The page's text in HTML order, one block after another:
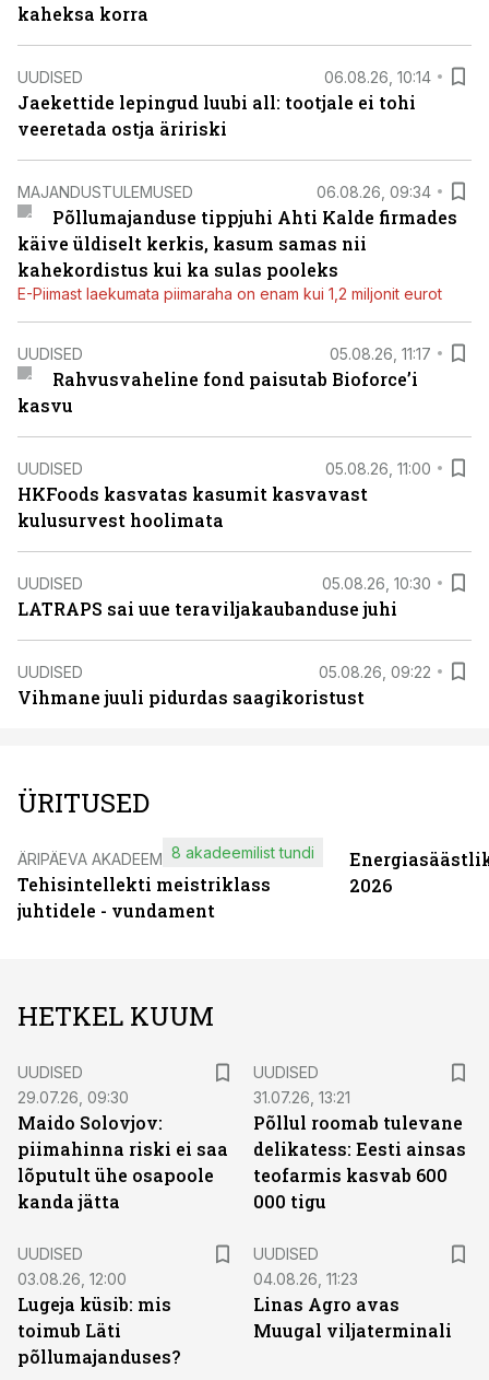
kaheksa korra
UUDISED 06.08.26, 10:14
Jaekettide lepingud luubi all: tootjale ei tohi
veeretada ostja äririski
MAJANDUSTULEMUSED 06.08.26, 09:34
Põllumajanduse tippjuhi Ahti Kalde firmades
käive üldiselt kerkis, kasum samas nii
kahekordistus kui ka sulas pooleks
E-Piimast laekumata piimaraha on enam kui 1,2 miljonit eurot
UUDISED 05.08.26, 11:17
Rahvusvaheline fond paisutab Bioforce’i
kasvu
UUDISED 05.08.26, 11:00
HKFoods kasvatas kasumit kasvavast
kulusurvest hoolimata
UUDISED 05.08.26, 10:30
LATRAPS sai uue teraviljakaubanduse juhi
UUDISED 05.08.26, 09:22
Vihmane juuli pidurdas saagikoristust
ÜRITUSED
ÄRIPÄEVA AKADEEMIA
Tehisintellekti meistriklass
juhtidele - vundament
8 akadeemilist tundi
2026
HETKEL KUUM
UUDISED
29.07.26, 09:30
Maido Solovjov:
piimahinna riski ei saa
lõputult ühe osapoole
kanda jätta
UUDISED
31.07.26, 13:21
Põllul roomab tulevane
delikatess: Eesti ainsas
teofarmis kasvab 600
000 tigu
UUDISED
03.08.26, 12:00
Lugeja küsib: mis
toimub Läti
põllumajanduses?
UUDISED
04.08.26, 11:23
Linas Agro avas
Muugal viljaterminali